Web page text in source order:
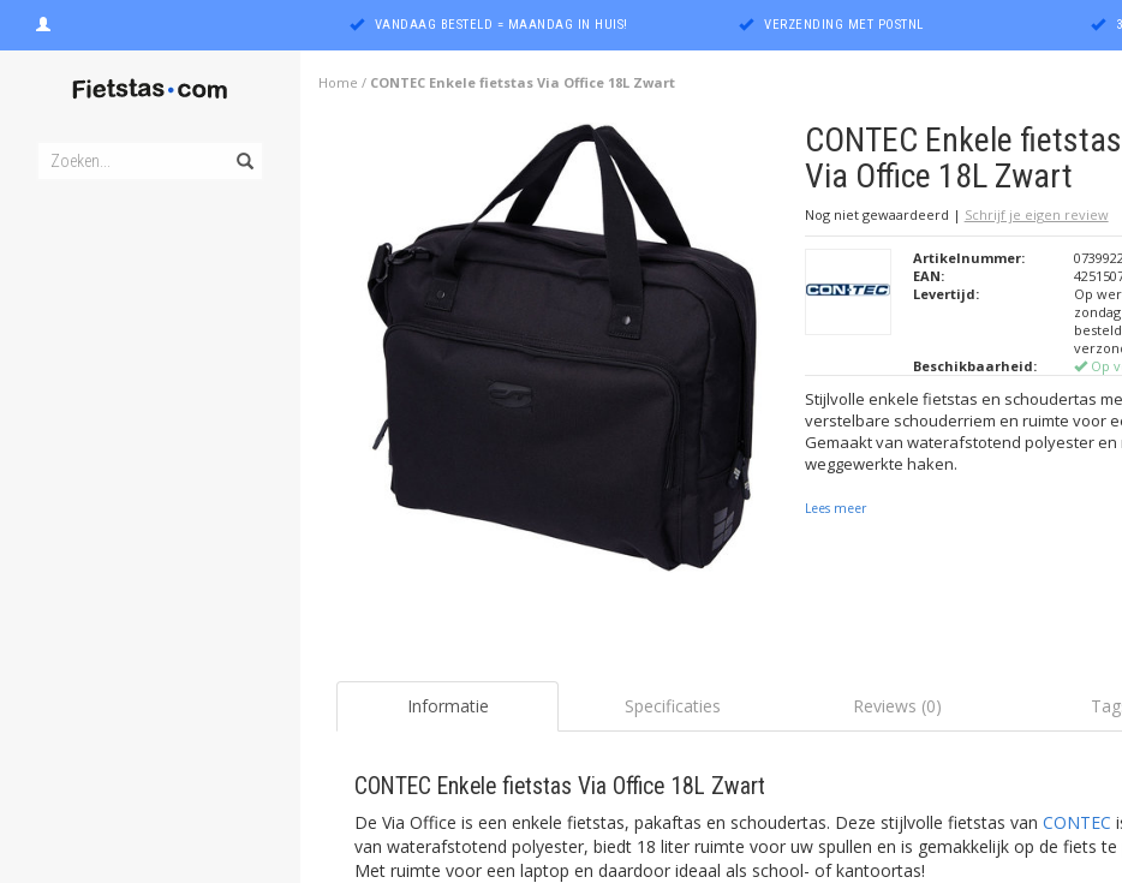
VANDAAG BESTELD = MAANDAG IN HUIS! VERZENDING MET POSTNL
Home / CONTEC Enkele fietstas Via Office 18L Zwart
CONTEC Enkele fietstas
Via Office 18L Zwart
Nog niet gewaardeerd | Schrijf je eigen review
Artikelnummer:
EAN:
Levertijd:
Op
Beschikbaarheid:
Op
Stijlvolle enkele fietstas en schoudertas
verstelbare schouderriem en ruimte voor
Gemaakt van waterafstotend polyester en
weggewerkte haken.
Lees meer
Informatie Specificaties Reviews (0)
CONTEC Enkele fietstas Via Office 18L Zwart
De Via Office is een enkele fietstas, pakaftas en schoudertas. Deze stijlvolle fietstas van CONTEC
van waterafstotend polyester, biedt 18 liter ruimte voor uw spullen en is gemakkelijk op de fiets te
Met ruimte voor een laptop en daardoor ideaal als school- of kantoortas!